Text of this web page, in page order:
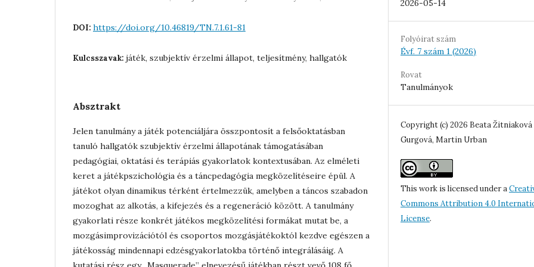
DOI: https://doi.org/10.46819/TN.7.1.61-81
Kulcsszavak: játék, szubjektív érzelmi állapot, teljesítmény, hallgatók
Absztrakt
Jelen tanulmány a játék potenciáljára összpontosít a felsőoktatásban
tanuló hallgatók szubjektív érzelmi állapotának támogatásában
pedagógiai, oktatási és terápiás gyakorlatok kontextusában. Az elméleti
keret a játékpszichológia és a táncpedagógia megközelítéseire épül. A
játékot olyan dinamikus térként értelmezzük, amelyben a táncos szabadon
mozoghat az alkotás, a kifejezés és a regeneráció között. A tanulmány
gyakorlati része konkrét játékos megközelítési formákat mutat be, a
mozgásimprovizációtól és csoportos mozgásjátékoktól kezdve egészen a
játékosság mindennapi edzésgyakorlatokba történő integrálásáig. A
2026-05-14
Folyóirat szám
Évf. 7 szám 1 (2026)
Rovat
Tanulmányok
Copyright (c) 2026 Beata Žitniaková
Gurgová, Martin Urban
This work is licensed under a
Commons Attribution 4.0
License.